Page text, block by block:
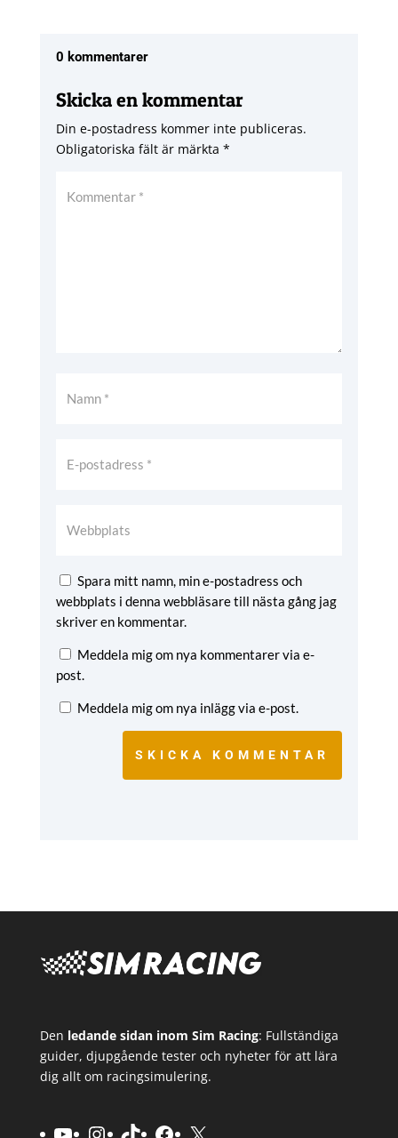
0 kommentarer
Skicka en kommentar
Din e-postadress kommer inte publiceras.
Obligatoriska fält är märkta *
Spara mitt namn, min e-postadress och
webbplats i denna webbläsare till nästa gång jag
skriver en kommentar.
Meddela mig om nya kommentarer via e-
post.
Meddela mig om nya inlägg via e-post.
SKICKA KOMMENTAR
Den ledande sidan inom Sim Racing: Fullständiga
guider, djupgående tester och nyheter för att lära
dig allt om racingsimulering.